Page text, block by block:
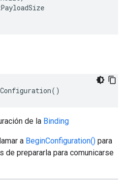
de la Binding
a BeginConfiguration() para
de prepararla para comunicarse